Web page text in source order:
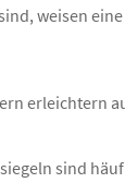
weisen
erleichtern
sind